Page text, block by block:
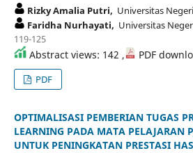
Rizky Amalia Putri, Universitas
Faridha Nurhayati, Universitas
119-125
Abstract views: 142 , PDF
PDF
OPTIMALISASI PEMBERIAN TUGAS
LEARNING PADA MATA PELAJARAN
UNTUK PENINGKATAN PRESTASI